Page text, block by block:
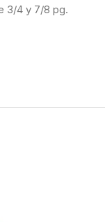
3/4 y 7/8 pg.